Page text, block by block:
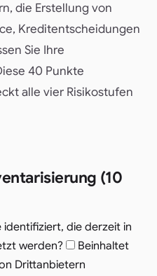
die Erstellung von
Kreditentscheidungen
Sie Ihre
40 Punkte
alle vier Risikostufen
(10
identifiziert, die derzeit in
werden?
Beinhaltet
Drittanbietern